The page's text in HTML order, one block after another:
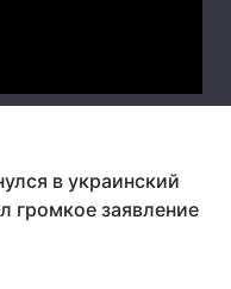
в украинский
громкое заявление